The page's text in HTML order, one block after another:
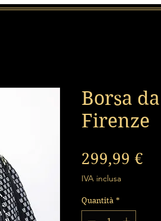
Borsa
Firenze
299,99 €
IVA inclusa
Quantità *